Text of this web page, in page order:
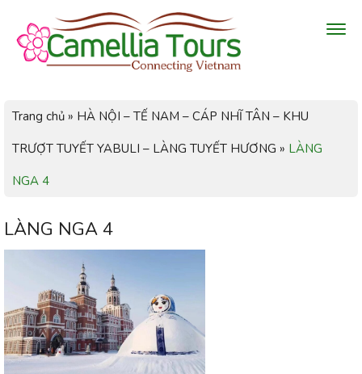
Trang chủ » HÀ NỘI – TẾ NAM – CÁP NHĨ TÂN – KHU
TRƯỢT TUYẾT YABULI – LÀNG TUYẾT HƯƠNG » LÀNG
NGA 4
LÀNG NGA 4